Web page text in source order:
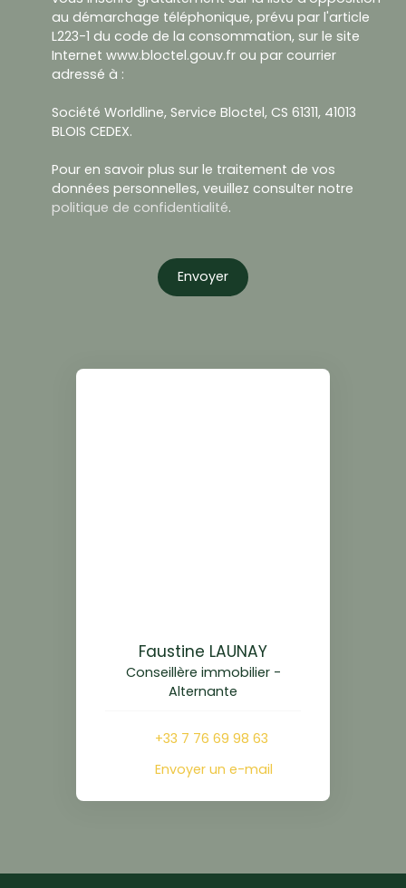
au démarchage téléphonique, prévu par l'article
L223-1 du code de la consommation, sur le site
Internet www.bloctel.gouv.fr ou par courrier
adressé à :
Société Worldline, Service Bloctel, CS 61311, 41013
BLOIS CEDEX.
Pour en savoir plus sur le traitement de vos
données personnelles, veuillez consulter notre
politique de confidentialité.
Envoyer
Faustine LAUNAY
Conseillère immobilier -
Alternante
+33 7 76 69 98 63
Envoyer un e-mail